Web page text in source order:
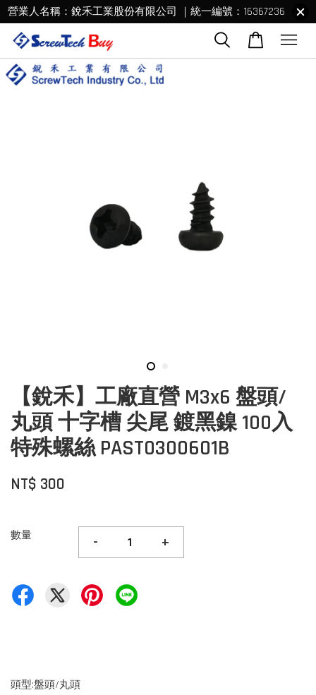
營業人名稱：銳禾工業股份有限公司 ｜統一編號：16367236
【銳禾】工廠直營 M3x6 盤頭/
丸頭 十字槽 尖尾 鍍黑鎳 100入
特殊螺絲 PAST0300601B
NT$ 300
數量 - +
頭型:盤頭/丸頭